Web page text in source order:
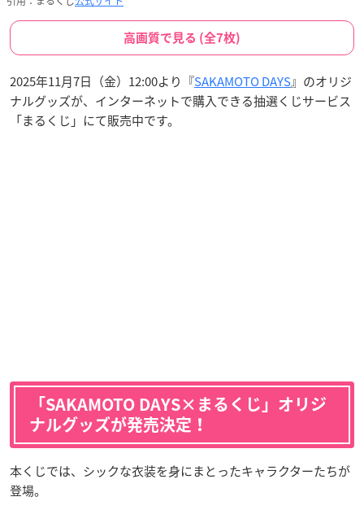
高画質で見る (全7枚)
2025年11月7日（金）12:00より『SAKAMOTO DAYS』のオリジ
ナルグッズが、インターネットで購入できる抽選くじサービス
「まるくじ」にて販売中です。
「SAKAMOTO DAYS×まるくじ」オリジ
ナルグッズが発売決定！
本くじでは、シックな衣装を身にまとったキャラクターたちが
登場。